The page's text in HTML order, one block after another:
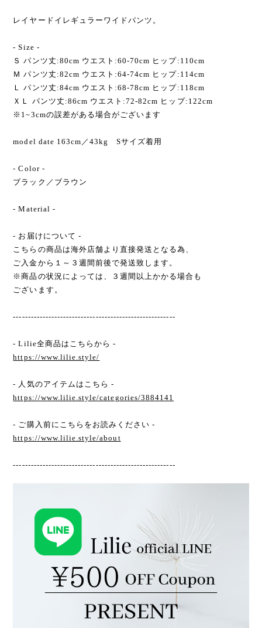
レイヤードイレギュラーワイドパンツ。
- Size -
Ｓ パンツ丈:80cm ウエスト:60-70cm ヒップ:110cm
Ｍ パンツ丈:82cm ウエスト:64-74cm ヒップ:114cm
Ｌ パンツ丈:84cm ウエスト:68-78cm ヒップ:118cm
ＸＬ パンツ丈:86cm ウエスト:72-82cm ヒップ:122cm
※1~3cmの誤差がある場合がございます
model date 163cm／43kg Sサイズ着用
- Color -
ブラック／ブラウン
- Material -
- お届けについて -
こちらの商品は海外店舗より直接発送となる為、
ご入金から１～３週間前後で発送致します。
※商品の状況によっては、３週間以上かかる場合も
ございます。
-------------------------------------------------------
- Lilie全商品はこちらから -
https://www.lilie.style/
- 人気のアイテムはこちら -
https://www.lilie.style/categories/3884141
- ご購入前にこちらをお読みください -
https://www.lilie.style/about
-------------------------------------------------------